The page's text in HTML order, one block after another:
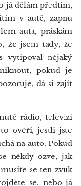
já dělám předtím,
v autě, zapnu
auta, práskám
že jsem tady, že
vytipoval nějaký
pokud je
dá si zajít
rádio, televizi
ověří, jestli jste
na auto. Pokud
někdy ozve, jak
se ten zvuk
se, nebo já